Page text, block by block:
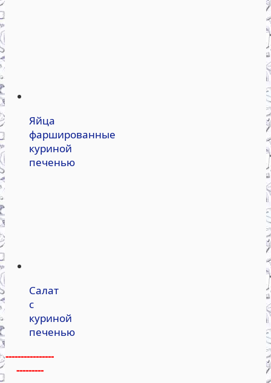
Яйца
фаршированные
куриной
печенью
Салат
с
куриной
печенью
----------------
---------